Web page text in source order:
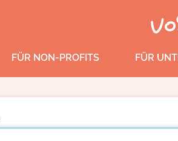
FÜR NON-PROFITS FÜR